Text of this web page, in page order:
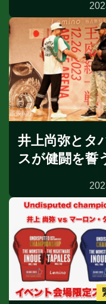
井上尚弥とタ
スが健闘を誓